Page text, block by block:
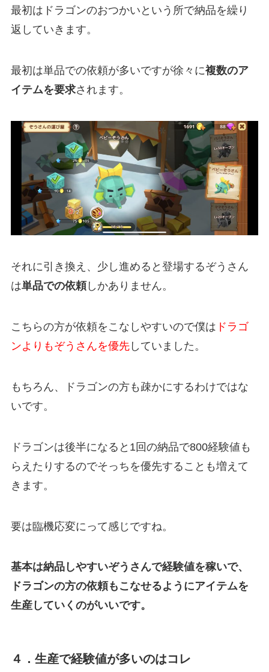
最初はドラゴンのおつかいという所で納品を繰り
返していきます。
最初は単品での依頼が多いですが徐々に複数のア
イテムを要求されます。
それに引き換え、少し進めると登場するぞうさん
は単品での依頼しかありません。
こちらの方が依頼をこなしやすいので僕は ドラゴ
ンよりもぞうさんを優先していました。
もちろん、ドラゴンの方も疎かにするわけではな
いです。
ドラゴンは後半になると1回の納品で800経験値も
らえたりするのでそっちを優先することも増えて
きます。
要は臨機応変にって感じですね。
基本は納品しやすいぞうさんで経験値を稼いで、
ドラゴンの方の依頼もこなせるようにアイテムを
生産していくのがいいです。
４．生産で経験値が多いのはコレ